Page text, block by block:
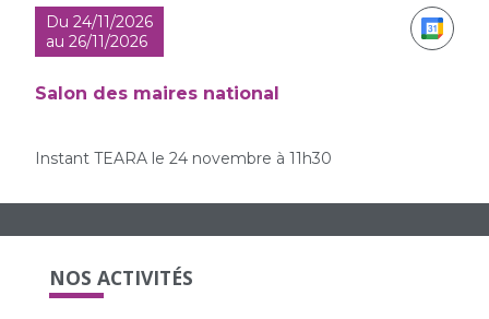
Du 24/11/2026
au 26/11/2026
Salon des maires national
Instant TEARA le 24 novembre à 11h30
NOS ACTIVITÉS